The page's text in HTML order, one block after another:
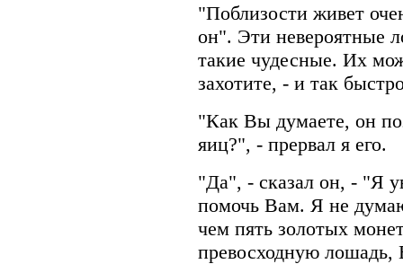
"Поблизости живет
он". Эти невероятные
такие чудесные. Их
захотите, - и так
"Как Вы думаете, он
яиц?", - прервал я его.
"Да", - сказал он, - "Я
помочь Вам. Я не
чем пять золотых
превосходную лошадь,